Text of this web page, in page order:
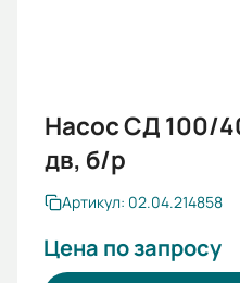
Насос СД 100/40
дв, б/р
Артикул: 02.04.214858
Цена по запросу